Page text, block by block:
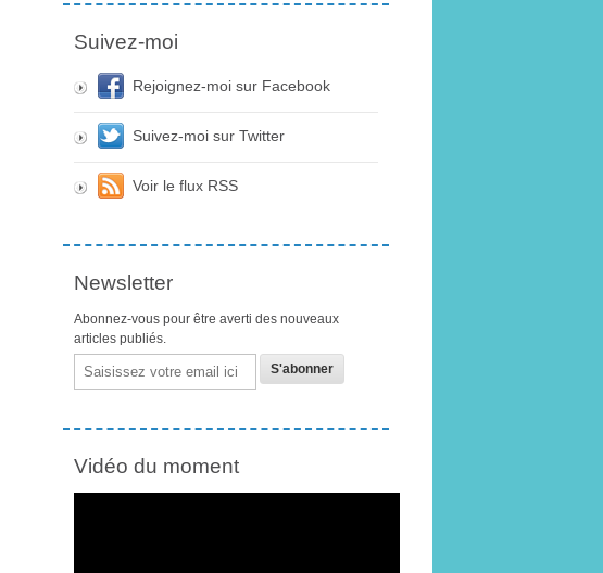
Suivez-moi
Rejoignez-moi sur Facebook
Suivez-moi sur Twitter
Voir le flux RSS
Newsletter
Abonnez-vous pour être averti des nouveaux
articles publiés.
Email
Vidéo du moment